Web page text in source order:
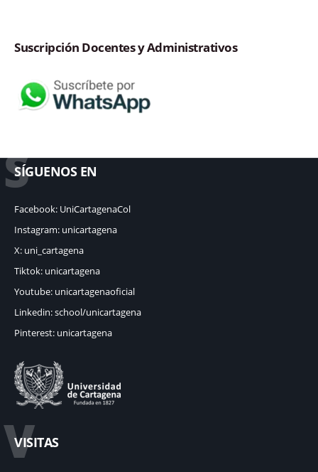
Suscripción Docentes y Administrativos
S
SÍGUENOS EN
Facebook: UniCartagenaCol
Instagram: unicartagena
X: uni_cartagena
Tiktok: unicartagena
Youtube: unicartagenaoficial
Linkedin: school/unicartagena
Pinterest: unicartagena
V
VISITAS